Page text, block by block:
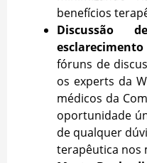
benefícios
Discussão
fóruns de
os experts da
médicos da
oportunidade
de qualquer
terapêutica nos